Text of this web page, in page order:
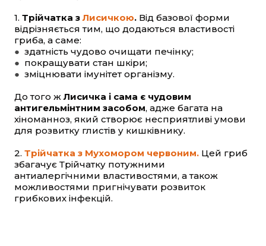
1. Трійчатка зЛисичкою. Від базової форми
відрізняється тим, що додаються властивості
гриба, а саме:
● здатність чудово очищати печінку;
● покращувати стан шкіри;
● зміцнювати імунітет організму.
До того жЛисичка і сама є чудовим
антигельмінтним засобом, адже багата на
хіноманноз, який створює несприятливі умови
для розвитку глистів у кишківнику.
2. Трійчатка з Мухомором червоним. Цей гриб
збагачує Трійчатку потужними
антиалергічними властивостями, а також
можливостями пригнічувати розвиток
грибкових інфекцій.